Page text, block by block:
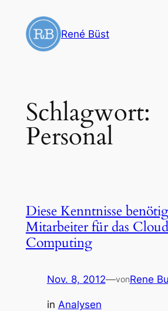
Inhalt
springen
René Büst
Schlagwort:
Personal
Diese Kenntnisse
Mitarbeiter für das Cloud
Computing
Nov. 8, 2012—vonRene
in Analysen